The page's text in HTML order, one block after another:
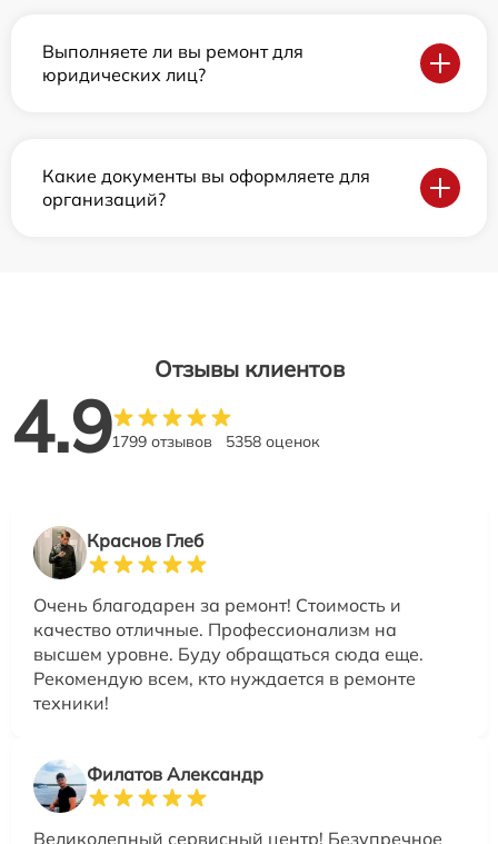
Выполняете ли вы ремонт для
юридических лиц?
Какие документы вы оформляете для
организаций?
Отзывы клиентов
4.91799 отзывов 5358 оценок
Краснов Глеб
Очень благодарен за ремонт! Стоимость и
качество отличные. Профессионализм на
высшем уровне. Буду обращаться сюда еще.
Рекомендую всем, кто нуждается в ремонте
техники!
Филатов Александр
Великолепный сервисный центр! Безупречное